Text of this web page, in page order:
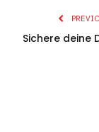
Sichere deine